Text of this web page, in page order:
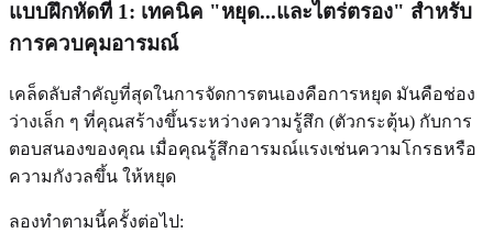
แบบฝึกหัดที่ 1: เทคนิค "หยุด...และไตร่ตรอง" สำหรับ
การควบคุมอารมณ์
เคล็ดลับสำคัญที่สุดในการจัดการตนเองคือการหยุด มันคือช่อง
ว่างเล็ก ๆ ที่คุณสร้างขึ้นระหว่างความรู้สึก (ตัวกระตุ้น) กับการ
ตอบสนองของคุณ เมื่อคุณรู้สึกอารมณ์แรงเช่นความโกรธหรือ
ความกังวลขึ้น ให้หยุด
ลองทำตามนี้ครั้งต่อไป: